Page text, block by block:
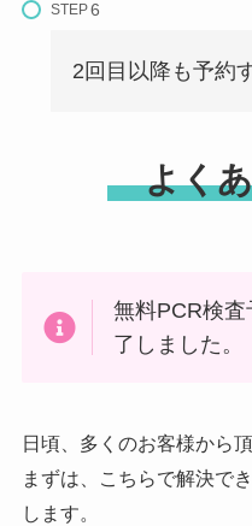
STEP
2回目以降も予約
よく
無料PCR検
了しました。
日頃、多くのお客様から
まずは、こちらで解決で
します。